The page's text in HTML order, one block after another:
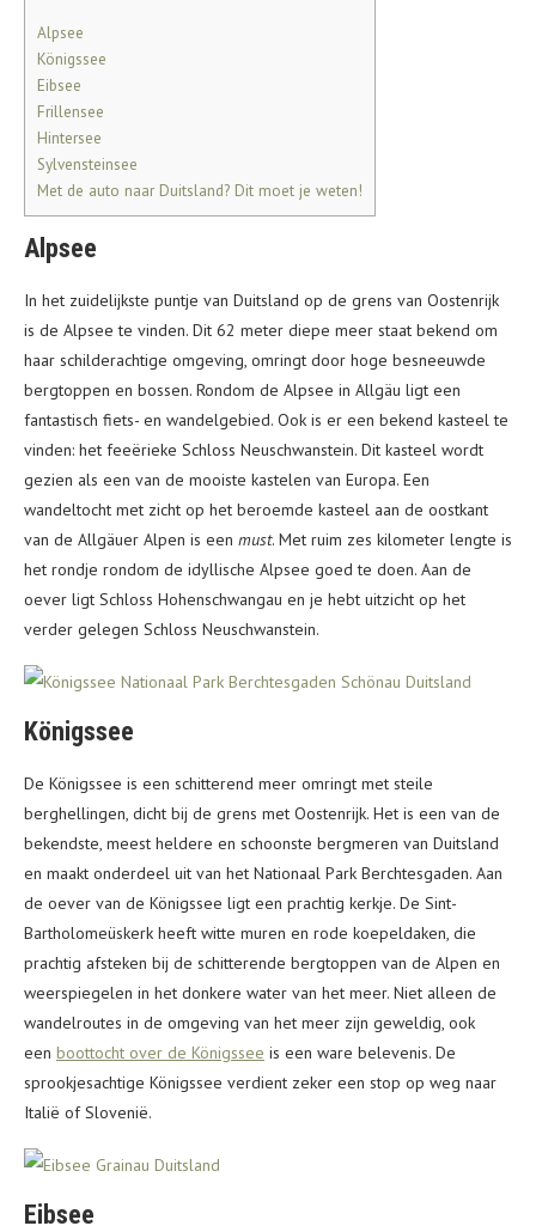
Alpsee
Königssee
Eibsee
Frillensee
Hintersee
Sylvensteinsee
Met de auto naar Duitsland? Dit moet je weten!
Alpsee
In het zuidelijkste puntje van Duitsland op de grens van Oostenrijk
is de Alpsee te vinden. Dit 62 meter diepe meer staat bekend om
haar schilderachtige omgeving, omringt door hoge besneeuwde
bergtoppen en bossen. Rondom de Alpsee in Allgäu ligt een
fantastisch fiets- en wandelgebied. Ook is er een bekend kasteel te
vinden: het feeërieke Schloss Neuschwanstein. Dit kasteel wordt
gezien als een van de mooiste kastelen van Europa. Een
wandeltocht met zicht op het beroemde kasteel aan de oostkant
van de Allgäuer Alpen is een must. Met ruim zes kilometer lengte is
het rondje rondom de idyllische Alpsee goed te doen. Aan de
oever ligt Schloss Hohenschwangau en je hebt uitzicht op het
verder gelegen Schloss Neuschwanstein.
Königssee
De Königssee is een schitterend meer omringt met steile
berghellingen, dicht bij de grens met Oostenrijk. Het is een van de
bekendste, meest heldere en schoonste bergmeren van Duitsland
en maakt onderdeel uit van het Nationaal Park Berchtesgaden. Aan
de oever van de Königssee ligt een prachtig kerkje. De Sint-
Bartholomeüskerk heeft witte muren en rode koepeldaken, die
prachtig afsteken bij de schitterende bergtoppen van de Alpen en
weerspiegelen in het donkere water van het meer. Niet alleen de
wandelroutes in de omgeving van het meer zijn geweldig, ook
een boottocht over de Königssee is een ware belevenis. De
sprookjesachtige Königssee verdient zeker een stop op weg naar
Italië of Slovenië.
Eibsee